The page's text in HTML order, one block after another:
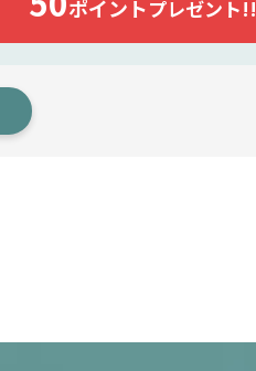
ポイントプレゼント!!